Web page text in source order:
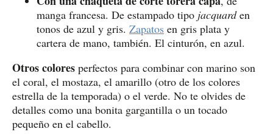
manga francesa. De estampado tipo jacquarden
tonos de azul y gris. Zapatos en gris plata y
cartera de mano, también. El cinturón, en azul.
Otros colores perfectos para combinar con marino son
el coral, el mostaza, el amarillo (otro de los colores
estrella de la temporada) o el verde. No te olvides de
detalles como una bonita gargantilla o un tocado
pequeño en el cabello.